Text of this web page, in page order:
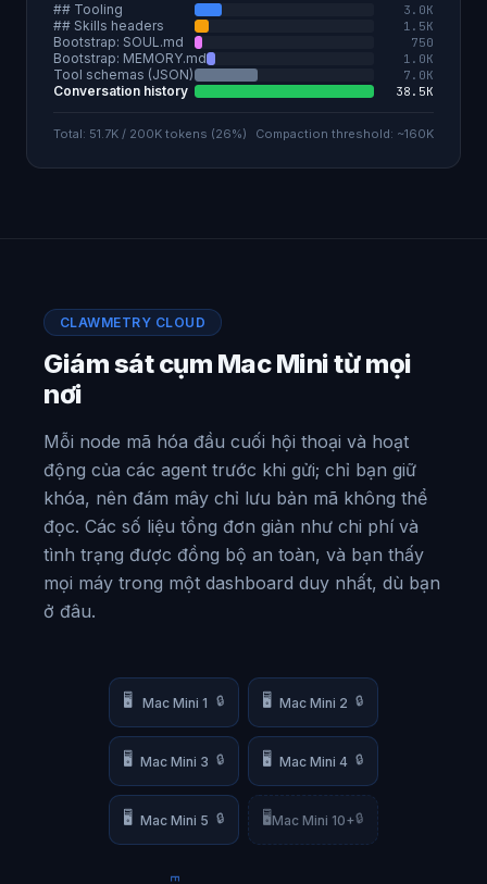
## Tooling 3.0K
## Skills headers 1.5K
Bootstrap: SOUL.md 750
Bootstrap: MEMORY.md 1.0K
Tool schemas (JSON) 7.0K
Conversation history 38.5K
Total: 51.7K / 200K tokens (26%) Compaction threshold: ~160K
CLAWMETRY CLOUD
Giám sát cụm Mac Mini từ mọi
nơi
Mỗi node mã hóa đầu cuối hội thoại và hoạt
động của các agent trước khi gửi; chỉ bạn giữ
khóa, nên đám mây chỉ lưu bản mã không thể
đọc. Các số liệu tổng đơn giản như chi phí và
tình trạng được đồng bộ an toàn, và bạn thấy
mọi máy trong một dashboard duy nhất, dù bạn
ở đâu.
🖥️ Mac Mini 1 🔒 🖥️ Mac Mini 2 🔒
🖥️ Mac Mini 3 🔒 🖥️ Mac Mini 4 🔒
🖥️ Mac Mini 5 🔒 🖥️Mac Mini 10+🔒